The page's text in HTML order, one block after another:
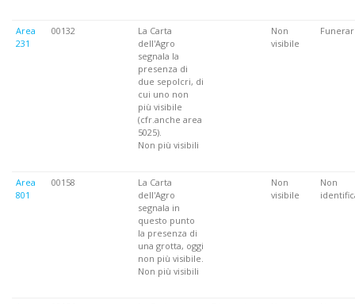
Area
231
00132
La Carta
dell'Agro
segnala la
presenza di
due sepolcri, di
cui uno non
più visibile
(cfr.anche area
5025).
Non più visibili
Non
visibile
Area
801
00158
La Carta
dell'Agro
segnala in
questo punto
la presenza di
una grotta, oggi
non più visibile.
Non più visibili
Non
visibile
Non